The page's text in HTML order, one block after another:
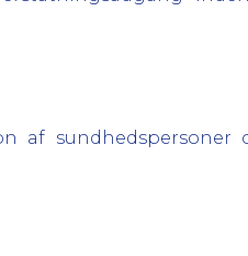
af sundhedspersoner